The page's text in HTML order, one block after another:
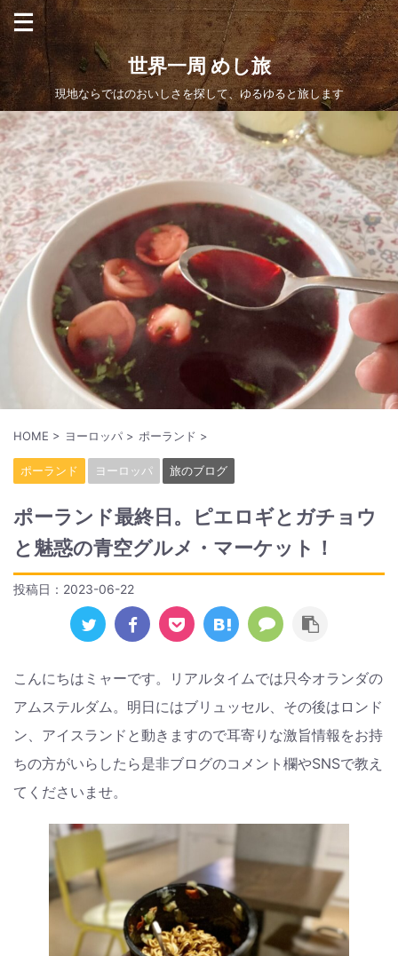
世界一周 めし旅
現地ならではのおいしさを探して、ゆるゆると旅します
HOME > ヨーロッパ > ポーランド >
ポーランド ヨーロッパ 旅のブログ
ポーランド最終日。ピエロギとガチョウ
と魅惑の青空グルメ・マーケット！
投稿日： 2023-06-22
こんにちはミャーです。リアルタイムでは只今オランダの
アムステルダム。明日にはブリュッセル、その後はロンド
ン、アイスランドと動きますので耳寄りな激旨情報をお持
ちの方がいらしたら是非ブログのコメント欄やSNSで教え
てくださいませ。